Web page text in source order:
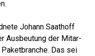
Johann Saat­hoff
Aus­beu­tung der Mit­ar­
Das sei